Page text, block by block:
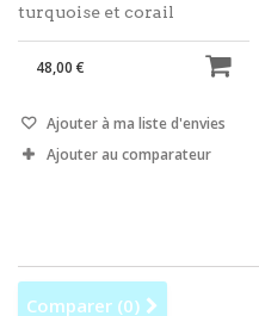
turquoise et corail
48,00 €
Ajouter à ma liste d'envies
Ajouter au comparateur
Comparer (0)